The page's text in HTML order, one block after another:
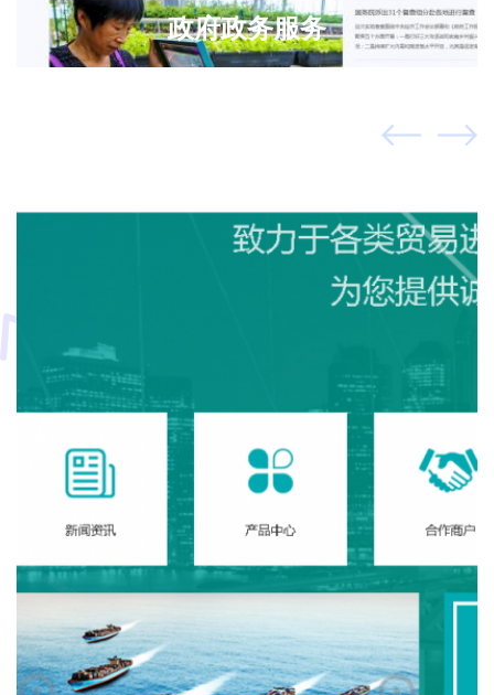
安全防护用品